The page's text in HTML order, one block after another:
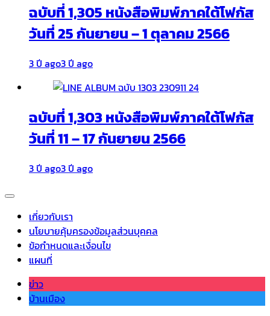
ฉบับที่ 1,305 หนังสือพิมพ์ภาคใต้โฟกัส
วันที่ 25 กันยายน – 1 ตุลาคม 2566
3 ปี ago3 ปี ago
ฉบับที่ 1,303 หนังสือพิมพ์ภาคใต้โฟกัส
วันที่ 11 – 17 กันยายน 2566
3 ปี ago3 ปี ago
เกี่ยวกับเรา
นโยบายคุ้มครองข้อมูลส่วนบุคคล
ข้อกำหนดและเงื่อนไข
แผนที่
ข่าว
บ้านเมือง